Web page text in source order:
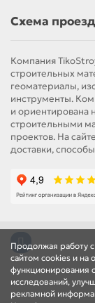
Продолжая работу с
сайтом cookies и на
функционирования
исследований,
рекламной
Схема
Компания
строительных
геоматериалы,
инструменты.
и ориентирована
строительными
проектов. На
доставки,